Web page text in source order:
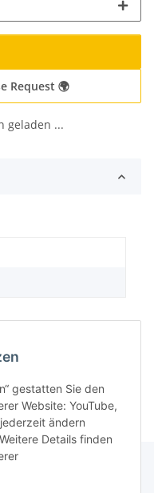
gestatten Sie den
Website: YouTube,
ändern
Details finden
Request 🌍
geladen ...